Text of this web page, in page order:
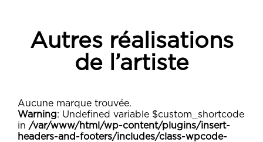
Autres réalisations
de l’artiste
Aucune marque trouvée.
Warning: Undefined variable $custom_shortcode
in /var/www/html/wp-content/plugins/insert-
headers-and-footers/includes/class-wpcode-